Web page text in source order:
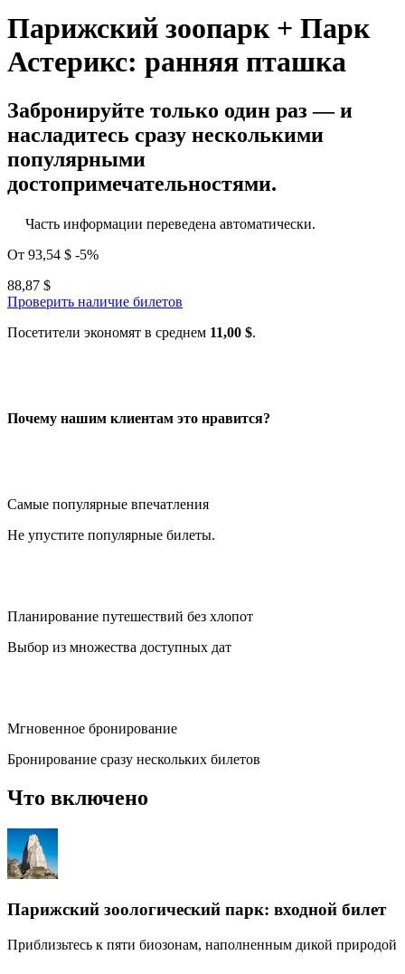
Парижский зоопарк + Парк
Астерикс: ранняя пташка
Забронируйте только один раз — и
насладитесь сразу несколькими
популярными
достопримечательностями.
Часть информации переведена автоматически.
От 93,54 $ -5%
88,87 $
Проверить наличие билетов
Посетители экономят в среднем 11,00 $.
Почему нашим клиентам это нравится?
Самые популярные впечатления
Не упустите популярные билеты.
Планирование путешествий без хлопот
Выбор из множества доступных дат
Мгновенное бронирование
Бронирование сразу нескольких билетов
Что включено
Парижский зоологический парк: входной билет
Приблизьтесь к пяти биозонам, наполненным дикой природой